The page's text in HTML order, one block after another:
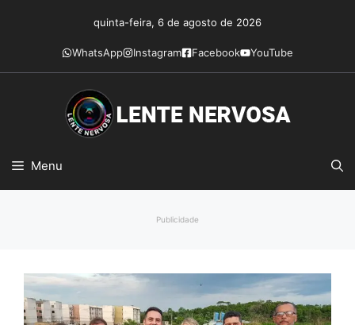
conteúdo
quinta-feira, 6 de agosto de 2026
WhatsApp Instagram Facebook YouTube
Menu
Publicidade